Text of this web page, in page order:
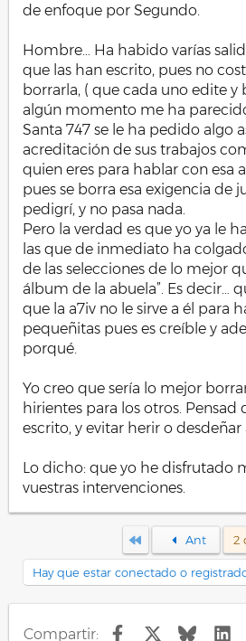
de enfoque por Segundo.
Hombre… Ha habido varías
que las han escrito, pues no
borrarla, ( que cada uno edite y
algún momento me ha
Santa 747 se le ha pedido algo
acreditación de sus trabajos
quien eres para hablar con esa
pues se borra esa exigencia de
pedigrí, y no pasa nada.
Pero la verdad es que yo ya le
las que de inmediato ha
de las selecciones de lo mejor
álbum de la abuela”. Es decir…
que la a7iv no le sirve a él para
pequeñitas pues es creíble y
porqué.
Yo creo que sería lo mejor
hirientes para los otros. Pensad
escrito, y evitar herir o desdeñar
Lo dicho: que yo he disfrutado
vuestras intervenciones.
PrimeroAnt 2
Hay que estar conectado o
Compartir: Facebook